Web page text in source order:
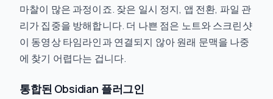
마찰이 많은 과정이죠. 잦은 일시 정지, 앱 전환, 파일 관
리가 집중을 방해합니다. 더 나쁜 점은 노트와 스크린샷
이 동영상 타임라인과 연결되지 않아 원래 문맥을 나중
에 찾기 어렵다는 겁니다.
통합된 Obsidian 플러그인